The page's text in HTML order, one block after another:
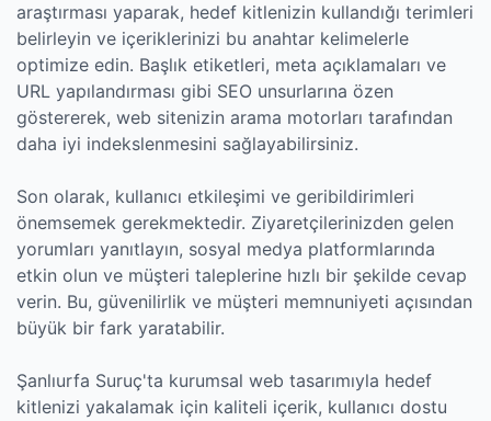
araştırması yaparak, hedef kitlenizin kullandığı terimleri
belirleyin ve içeriklerinizi bu anahtar kelimelerle
optimize edin. Başlık etiketleri, meta açıklamaları ve
URL yapılandırması gibi SEO unsurlarına özen
göstererek, web sitenizin arama motorları tarafından
daha iyi indekslenmesini sağlayabilirsiniz.
Son olarak, kullanıcı etkileşimi ve geribildirimleri
önemsemek gerekmektedir. Ziyaretçilerinizden gelen
yorumları yanıtlayın, sosyal medya platformlarında
etkin olun ve müşteri taleplerine hızlı bir şekilde cevap
verin. Bu, güvenilirlik ve müşteri memnuniyeti açısından
büyük bir fark yaratabilir.
Şanlıurfa Suruç'ta kurumsal web tasarımıyla hedef
kitlenizi yakalamak için kaliteli içerik, kullanıcı dostu